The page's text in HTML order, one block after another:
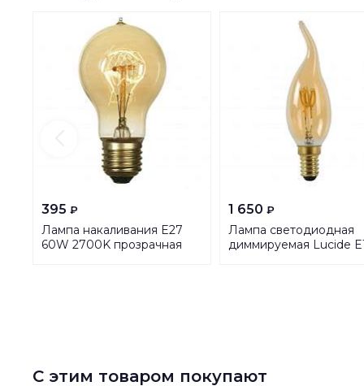
395 ₽
Лампа накаливания E27
60W 2700K прозрачная
1 650 ₽
Лампа светодиодная
диммируемая Lucide
С этим товаром покупают